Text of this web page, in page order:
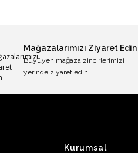
Mağazalarımızı Ziyaret Edin
Büyüyen mağaza zincirlerimizi
yerinde ziyaret edin.
Kurumsal